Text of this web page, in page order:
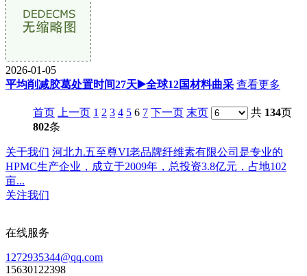
2026-01-05
平均削减胶葛处置时间27天▶️全球12国材料曲采 查看更多
首页 上一页 1 2 3 4 5 6 7 下一页 末页 共 134页
802条
关于我们 河北九五至尊VI老品牌纤维素有限公司是专业的
HPMC生产企业，成立于2009年，总投资3.8亿元，占地102
亩...
关注我们
在线服务
1272935344@qq.com
15630122398